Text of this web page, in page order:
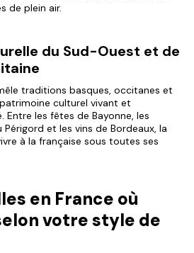
de plein air.
du Sud-Ouest et de
traditions basques, occitanes et
culturel vivant et
les fêtes de Bayonne, les
et les vins de Bordeaux, la
à la française sous toutes ses
en France où
votre style de